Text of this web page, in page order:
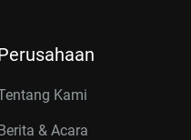
Kami
& Acara